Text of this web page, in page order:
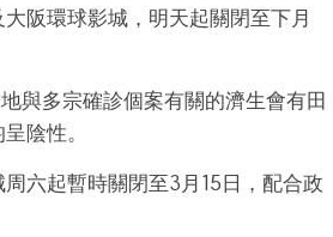
阪環球影城，明天起關閉至下月
與多宗確診個案有關的濟生會有田
陰性。
六起暫時關閉至3月15日，配合政